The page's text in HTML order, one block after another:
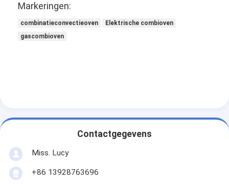
Vrieskasten voor commerciële presentaties
Markeringen:
combinatieconvectieoven
Elektrische combioven
gascombioven
Contactgegevens
Miss. Lucy
+86 13928763696